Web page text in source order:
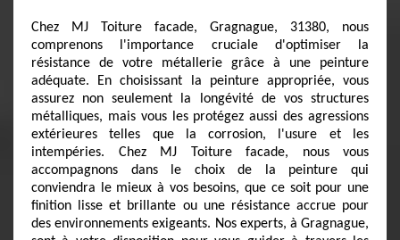
Chez MJ Toiture facade, Gragnague, 31380, nous
comprenons l'importance cruciale d'optimiser la
résistance de votre métallerie grâce à une peinture
adéquate. En choisissant la peinture appropriée, vous
assurez non seulement la longévité de vos structures
métalliques, mais vous les protégez aussi des agressions
extérieures telles que la corrosion, l'usure et les
intempéries. Chez MJ Toiture facade, nous vous
accompagnons dans le choix de la peinture qui
conviendra le mieux à vos besoins, que ce soit pour une
finition lisse et brillante ou une résistance accrue pour
des environnements exigeants. Nos experts, à Gragnague,